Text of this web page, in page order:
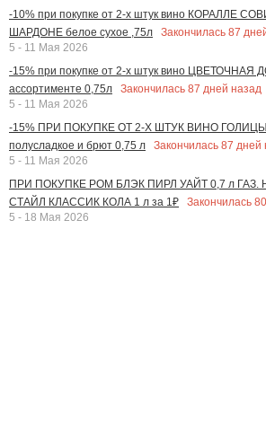
-10% при покупке от 2-х штук вино КОРАЛЛЕ
ШАРДОНЕ белое сухое ,75л
Закончилась 87
5 - 11 Мая 2026
-15% при покупке от 2-х штук вино
ассортименте 0,75л
Закончилась 87 дней назад
5 - 11 Мая 2026
-15% ПРИ ПОКУПКЕ ОТ 2-Х ШТУК ВИНО
полусладкое и брют 0,75 л
Закончилась 87 дней
5 - 11 Мая 2026
ПРИ ПОКУПКЕ РОМ БЛЭК ПИРЛ УАЙТ 0,7 л
СТАЙЛ КЛАССИК КОЛА 1 л за 1₽
Закончилась 80
5 - 18 Мая 2026